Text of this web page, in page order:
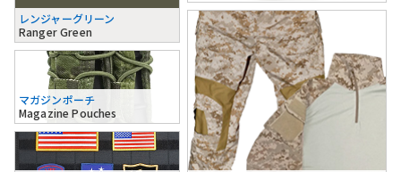
レンジャーグリーン
Ranger Green
マガジンポーチ
Magazine Pouches